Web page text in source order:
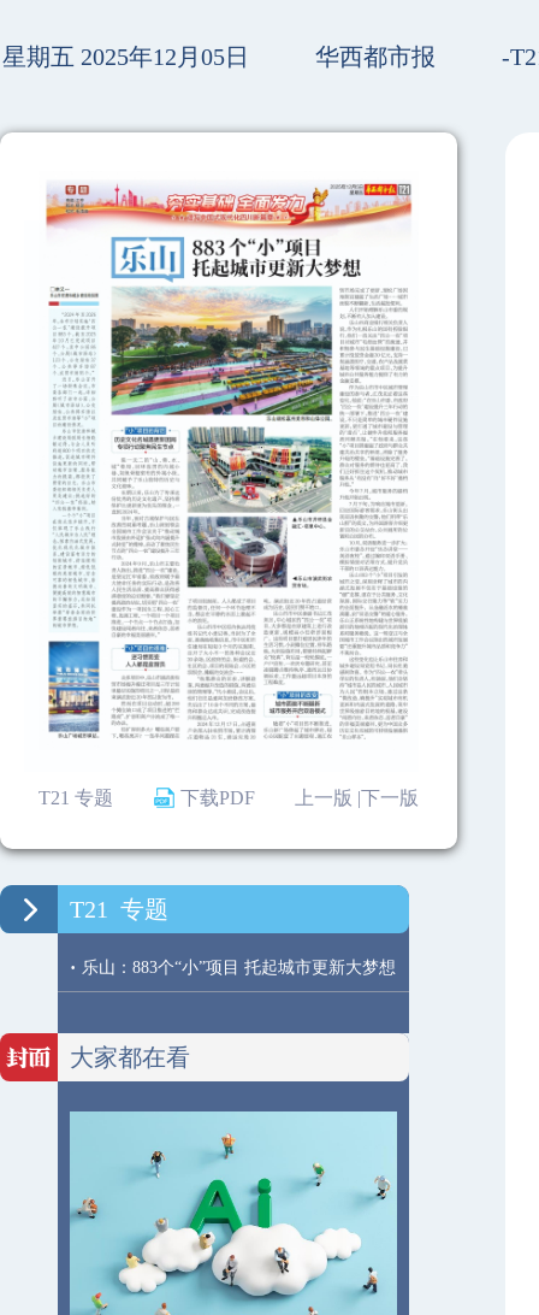
星期五 2025年12月05日 华西都市报 -
T21 专题 下载PDF 下一版
上一版 |
T21 专题
· 乐山：883个“小”项目 托起城市更新大梦想
大家都在看